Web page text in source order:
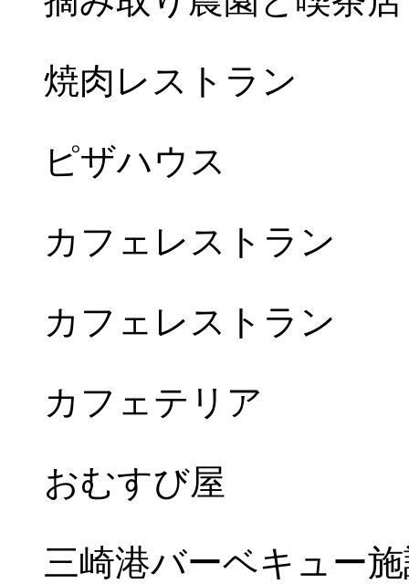
焼肉レストラン
ピザハウス
カフェレストラン
カフェレストラン
カフェテリア
おむすび屋
三崎港バーベキュー